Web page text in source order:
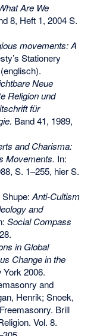
Are We
8, Heft 1, 2004 S.
movements: A
Stationery
Neue
Religion und
für
Band 41, 1989,
and Charisma:
Movements. In:
S. 1–255, hier S.
Shupe:Anti-Cultism
and
Social Compass
in Global
Change in the
York 2006.
and
Henrik; Snoek,
Brill
Vol. 8.